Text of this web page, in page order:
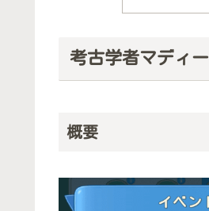
考古学者マディー
概要